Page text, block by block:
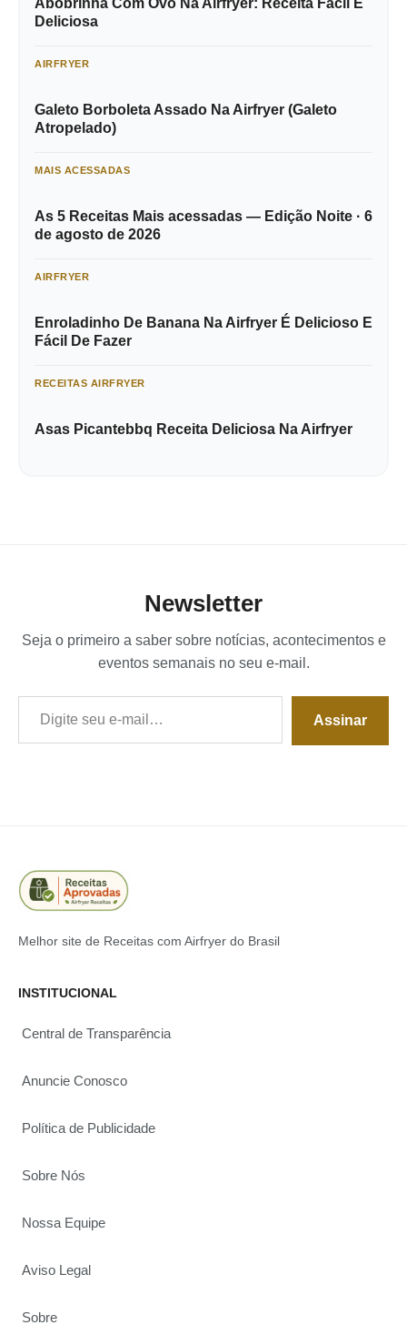
Abobrinha Com Ovo Na Airfryer: Receita Fácil E
Deliciosa
AIRFRYER
Galeto Borboleta Assado Na Airfryer (Galeto
Atropelado)
MAIS ACESSADAS
As 5 Receitas Mais acessadas — Edição Noite · 6
de agosto de 2026
AIRFRYER
Enroladinho De Banana Na Airfryer É Delicioso E
Fácil De Fazer
RECEITAS AIRFRYER
Asas Picantebbq Receita Deliciosa Na Airfryer
Newsletter
Seja o primeiro a saber sobre notícias, acontecimentos e
eventos semanais no seu e-mail.
Digite seu e-mail…
Assinar
Melhor site de Receitas com Airfryer do Brasil
INSTITUCIONAL
Central de Transparência
Anuncie Conosco
Política de Publicidade
Sobre Nós
Nossa Equipe
Aviso Legal
Sobre